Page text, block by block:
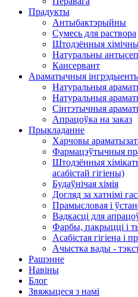
Прадукты
Антыбактэрыйны
Сумесь для раствора
Штодзённыя
Натуральны
Кансервант
Араматычныя
Натуральныя
Натуральныя
Сінтэтычныя
Апрацоўка на заказ
Прыкладанне
Харчовы
Фармацэўтычныя
Штодзённыя
асабістай гігіены)
Будаўнічая хімія
Догляд за хатнімі
Прамысловая і
Вадкасці для
Фарбы, пакрыцці і
Асабістая гігіена і
Ачыстка вады -
Рашэнне
Навіны
Блог
Звяжыцеся з намі